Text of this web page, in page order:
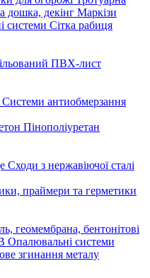
дошка, декінг Маркізи
системи Сітка рабиця
ПВХ-лист
Системи антиобмерзання
Пінополіуретан
Сходи з нержавіючої сталі
праймери та герметики
геомембрана, бентонітові
Опалювальні системи
згинання металу